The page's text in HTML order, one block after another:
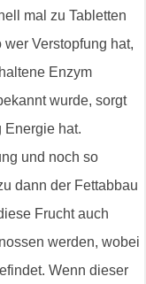
mal zu Tabletten
Verstopfung hat,
Enzym
wurde, sorgt
Energie hat.
und noch so
dann der Fettabbau
Frucht auch
werden, wobei
Wenn dieser